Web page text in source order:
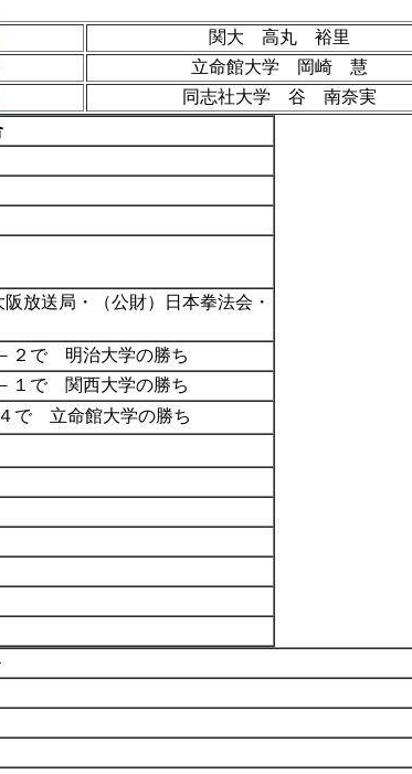
関大 高丸 裕里
立命館大学 岡崎 慧
同志社大学 谷 南奈実
放送局・（公財）日本拳法会・
２で 明治大学の勝ち
１で 関西大学の勝ち
で 立命館大学の勝ち